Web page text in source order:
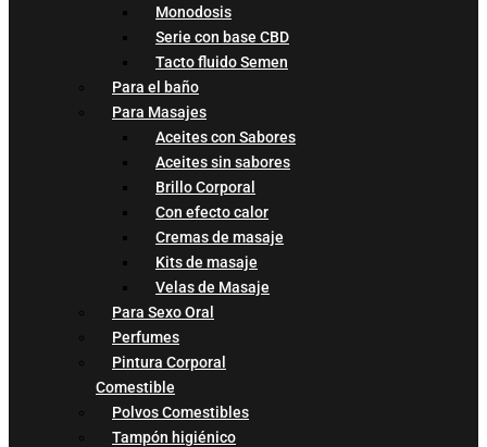
Monodosis
Serie con base CBD
Tacto fluido Semen
Para el baño
Para Masajes
Aceites con Sabores
Aceites sin sabores
Brillo Corporal
Con efecto calor
Cremas de masaje
Kits de masaje
Velas de Masaje
Para Sexo Oral
Perfumes
Pintura Corporal
Comestible
Polvos Comestibles
Tampón higiénico